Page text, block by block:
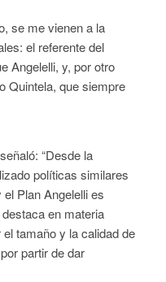
se me vienen a la
el referente del
Angelelli, y, por otro
Quintela, que siempre
“Desde la
políticas similares
Plan Angelelli es
en materia
tamaño y la calidad de
partir de dar